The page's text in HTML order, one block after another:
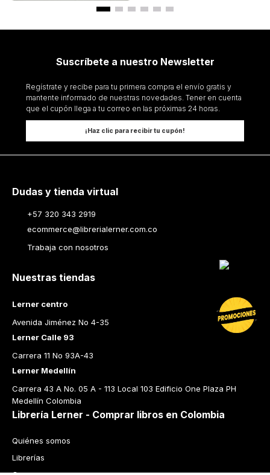
Suscríbete a nuestro Newsletter
Regístrate y recibe para tu primera compra el envío gratis y
mantente informado de nuestras novedades. Tener en cuenta
que el cupón llega a tu correo en las próximas 24 horas.
¡Haz clic para recibir tu cupón!
Dudas y tienda virtual
+57 320 343 2919
ecommerce@librerialerner.com.co
Trabaja con nosotros
Nuestras tiendas
Lerner centro
Avenida Jiménez No 4-35
Lerner Calle 93
Carrera 11 No 93A-43
Lerner Medellín
Carrera 43 A No. 05 A - 113 Local 103 Edificio One Plaza PH
Medellín Colombia
Librería Lerner - Comprar libros en Colombia
Quiénes somos
Librerías